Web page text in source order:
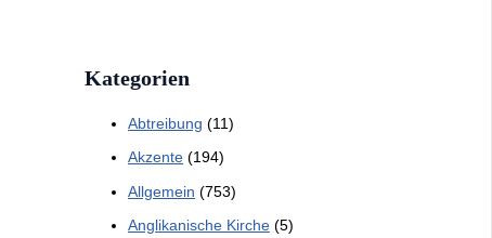
Kategorien
Abtreibung (11)
Akzente (194)
Allgemein (753)
Anglikanische Kirche (5)